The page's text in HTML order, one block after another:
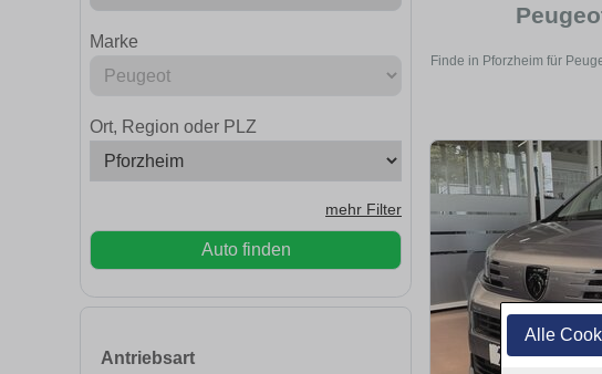
Alle
Marke
Ort, Region oder PLZ
mehr Filter
Auto finden
Antriebsart
Finde in Pforzheim für